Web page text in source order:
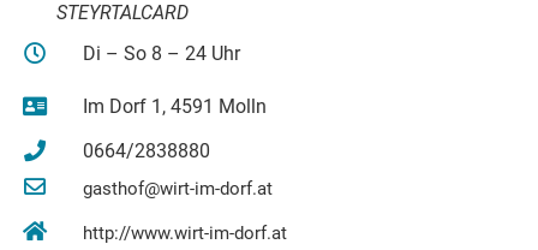
STEYRTALCARD
Di – So 8 – 24 Uhr
Im Dorf 1, 4591 Molln
0664/2838880
gasthof@wirt-im-dorf.at
http://www.wirt-im-dorf.at